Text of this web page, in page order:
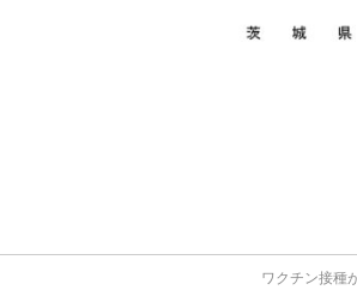
ワクチン接種